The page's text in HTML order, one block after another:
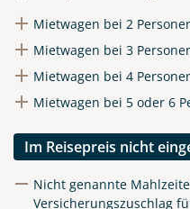
Mietwagen bei 2
Mietwagen bei 3
Mietwagen bei 4
Mietwagen bei 5 oder 6
Im Reisepreis nicht
Nicht genannte
Versicherungszuschlag